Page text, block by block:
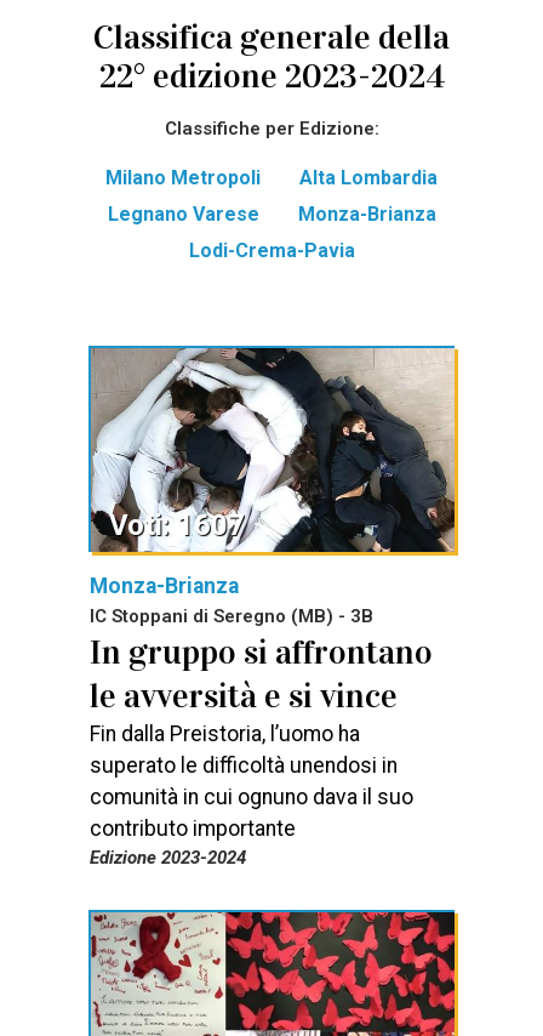
Classifica generale della
22° edizione 2023-2024
Classifiche per Edizione:
Milano Metropoli
Alta Lombardia
Legnano Varese
Monza-Brianza
Lodi-Crema-Pavia
Monza-Brianza
IC Stoppani di Seregno (MB) - 3B
In gruppo si affrontano
le avversità e si vince
Fin dalla Preistoria, l’uomo ha
superato le difficoltà unendosi in
comunità in cui ognuno dava il suo
contributo importante
Edizione 2023-2024
Voti: 1607